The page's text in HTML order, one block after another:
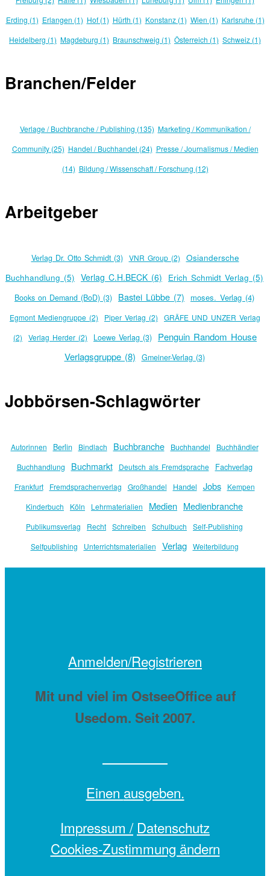
Erding (1) Erlangen (1) Hof (1) Hürth (1) Konstanz (1) Wien (1) Karlsruhe (1)
Heidelberg (1) Magdeburg (1) Braunschweig (1) Österreich (1) Schweiz (1)
Branchen/Felder
Verlage / Buchbranche / Publishing (135) Marketing / Kommunikation /
Community (25) Handel / Buchhandel (24) Presse / Journalismus / Medien
(14) Bildung / Wissenschaft / Forschung (12)
Arbeitgeber
Verlag Dr. Otto Schmidt (3) VNR Group (2)
Osiandersche
Buchhandlung (5) Verlag C.H.BECK (6) Erich Schmidt Verlag (5)
Books on Demand (BoD) (3) Bastei Lübbe (7) moses. Verlag (4)
Egmont Mediengruppe (2) Piper Verlag (2)
GRÄFE UND UNZER Verlag
(2)
Verlag Herder (2) Loewe Verlag (3)
Penguin Random House
Verlagsgruppe (8)
Gmeiner-Verlag (3)
Jobbörsen-Schlagwörter
Autorinnen Berlin Bindlach Buchbranche Buchhandel Buchhändler
Buchhandlung Buchmarkt Deutsch als Fremdsprache Fachverlag
Frankfurt Fremdsprachenverlag Großhandel Handel Jobs
Kempen
Kinderbuch
Köln Lehrmaterialien Medien Medienbranche
Publikumsverlag Recht Schreiben Schulbuch
Self-Publishing
Selfpublishing
Unterrichtsmaterialien Verlag Weiterbildung
Anmelden/Registrieren
Mit und viel im OstseeOffice auf
Usedom. Seit 2007.
Einen ausgeben.
Impressum / Datenschutz
Cookies-Zustimmung ändern